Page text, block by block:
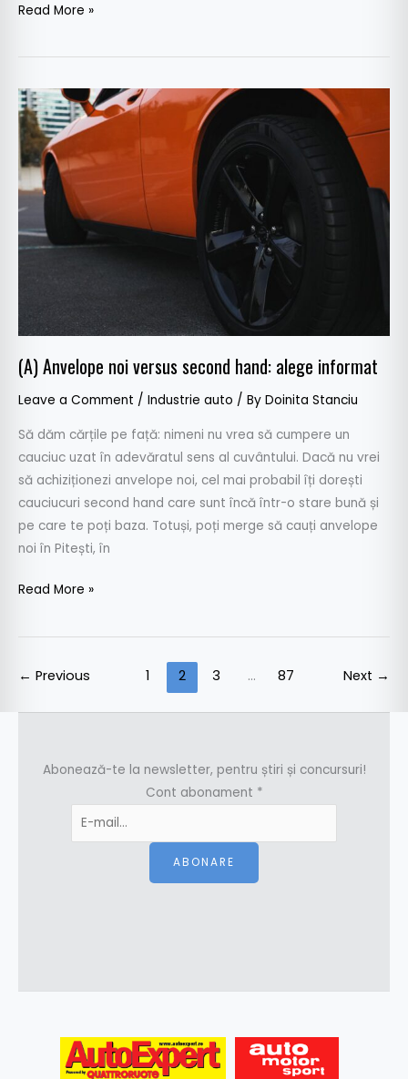
Read More »
(A) Anvelope noi versus second hand: alege informat
Leave a Comment / Industrie auto / By Doinita Stanciu
Să dăm cărțile pe față: nimeni nu vrea să cumpere un
cauciuc uzat în adevăratul sens al cuvântului. Dacă nu vrei
să achiziționezi anvelope noi, cel mai probabil îți dorești
cauciucuri second hand care sunt încă într-o stare bună și
pe care te poți baza. Totuși, poți merge să cauți anvelope
noi în Pitești, în
(A)
Anvelope
noi
versus
second
hand:
alege
Read More »
← Previous 1 2 3 … 87 Next →
Abonează-te la newsletter, pentru știri și concursuri!
Cont abonament *
ABONARE